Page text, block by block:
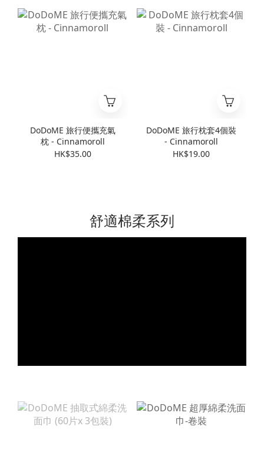
DoDoME 旅行便攜充氣
枕 - Cinnamoroll
HK$35.00
DoDoME 旅行枕套4個裝
- Cinnamoroll
HK$19.00
舒適棉柔系列